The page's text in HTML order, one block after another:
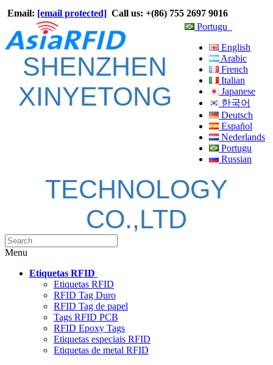
Email: [email protected] Call us: +(86) 755 2697 9016
Portugu
English
Arabic
French
Italian
Japanese
한국어
Deutsch
Español
Nederlands
Portugu
Russian
SHENZHEN
XINYETONG
TECHNOLOGY
CO.,LTD
Menu
Etiquetas RFID
Etiquetas RFID
RFID Tag Duro
RFID Tag de papel
Tags RFID PCB
RFID Epoxy Tags
Etiquetas especiais RFID
Etiquetas de metal RFID